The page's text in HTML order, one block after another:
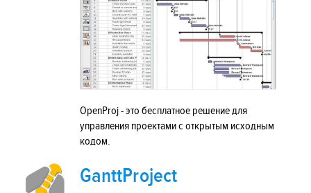
OpenProj - это бесплатное решение для
управления проектами с открытым исходным
кодом.
GanttProject